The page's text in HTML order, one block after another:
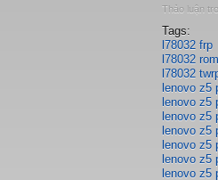
Thảo luận
Tags:
l78032 frp
l78032
l78032
lenovo z5
lenovo z5
lenovo z5
lenovo z5
lenovo z5
lenovo z5
lenovo z5